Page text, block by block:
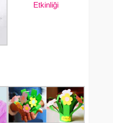
Etkinliği